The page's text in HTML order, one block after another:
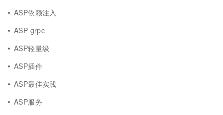
ASP依赖注入
ASP grpc
ASP轻量级
ASP插件
ASP最佳实践
ASP服务